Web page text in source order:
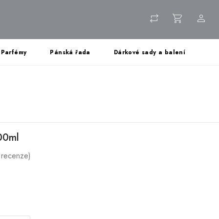
Parfémy Pánská řada Dárkové sady a balení